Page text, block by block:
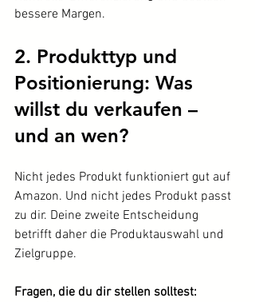
bessere Margen.
2. Produkttyp und
Positionierung: Was
willst du verkaufen –
und an wen?
Nicht jedes Produkt funktioniert gut auf
Amazon. Und nicht jedes Produkt passt
zu dir. Deine zweite Entscheidung
betrifft daher die Produktauswahl und
Zielgruppe.
Fragen, die du dir stellen solltest: